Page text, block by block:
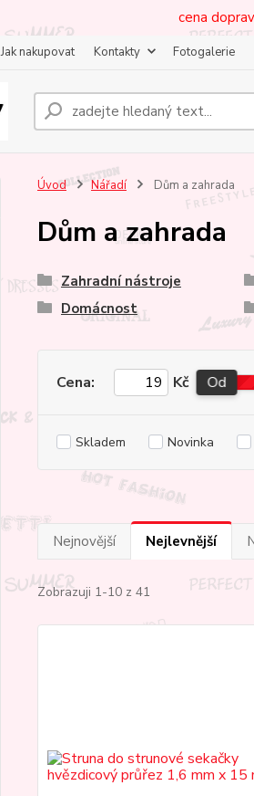
cena
Jak nakupovat Kontakty Fotogalerie
Úvod Nářadí Dům a zahrada
Dům a zahrada
Zahradní nástroje
Domácnost
Cena: Kč Od
Skladem Novinka
Nejnovější Nejlevnější
Zobrazuji 1-10 z 41